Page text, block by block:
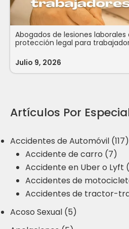
Abogados de lesiones laborales
protección legal para
Julio 9, 2026
Artículos Por
Accidentes de Automóvil (117)
Accidente de carro (7)
Accidente en Uber o Lyft
Accidentes de
Accidentes de tractor-
Acoso Sexual (5)